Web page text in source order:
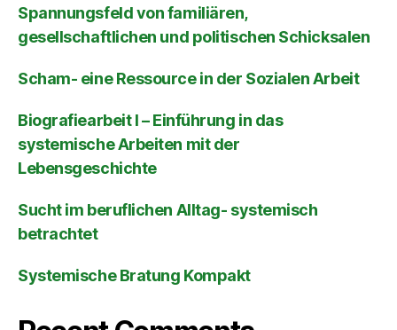
Spannungsfeld von familiären,
gesellschaftlichen und politischen Schicksalen
Scham- eine Ressource in der Sozialen Arbeit
Biografiearbeit I – Einführung in das
systemische Arbeiten mit der
Lebensgeschichte
Sucht im beruflichen Alltag- systemisch
betrachtet
Systemische Bratung Kompakt